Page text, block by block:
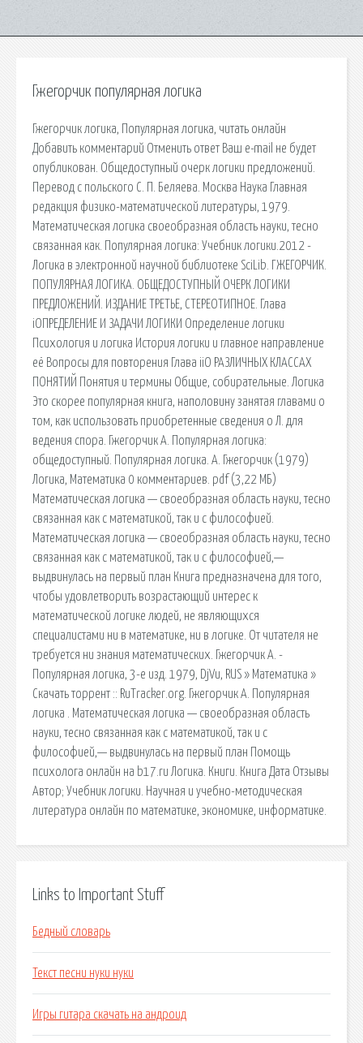
Гжегорчик популярная логика
Гжегорчик логика, Популярная логика, читать онлайн
Добавить комментарий Отменить ответ Ваш e-mail не будет
опубликован. Общедоступный очерк логики предложений.
Перевод с польского С. П. Беляева. Москва Наука Главная
редакция физико-математической литературы, 1979.
Математическая логика своеобразная область науки, тесно
связанная как. Популярная логика: Учебник логики.2012 -
Логика в электронной научной библиотеке SciLib. ГЖЕГОРЧИК.
ПОПУЛЯРНАЯ ЛОГИКА. ОБЩЕДОСТУПНЫЙ ОЧЕРК ЛОГИКИ
ПРЕДЛОЖЕНИЙ. ИЗДАНИЕ ТРЕТЬЕ, СТЕРЕОТИПНОЕ. Глава
iОПРЕДЕЛЕНИЕ И ЗАДАЧИ ЛОГИКИ Определение логики
Психология и логика История логики и главное направление
её Вопросы для повторения Глава iiО РАЗЛИЧНЫХ КЛАССАХ
ПОНЯТИЙ Понятия и термины Общие, собирательные. Логика
Это скорее популярная книга, наполовину занятая главами о
том, как использовать приобретенные сведения о Л. для
ведения спора. Гжегорчик А. Популярная логика:
общедоступный. Популярная логика. А. Гжегорчик (1979)
Логика, Математика 0 комментариев. pdf (3,22 МБ)
Математическая логика — своеобразная область науки, тесно
связанная как с математикой, так и с философией.
Математическая логика — своеобразная область науки, тесно
связанная как с математикой, так и с философией,—
выдвинулась на первый план Книга предназначена для того,
чтобы удовлетворить возрастающий интерес к
математической логике людей, не являющихся
специалистами ни в математике, ни в логике. От читателя не
требуется ни знания математических. Гжегорчик А. -
Популярная логика, 3-е изд. 1979, DjVu, RUS » Математика »
Скачать торрент :: RuTracker.org. Гжегорчик А. Популярная
логика . Математическая логика — своеобразная область
науки, тесно связанная как с математикой, так и с
философией,— выдвинулась на первый план Помощь
психолога онлайн на b17.ru Логика. Книги. Книга Дата Отзывы
Автор; Учебник логики. Научная и учебно-методическая
литература онлайн по математике, экономике, информатике.
Links to Important Stuff
Бедный словарь
Текст песни нуки нуки
Игры гитара скачать на андроид